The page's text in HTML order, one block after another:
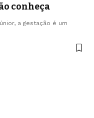
conheça
a gestação é um